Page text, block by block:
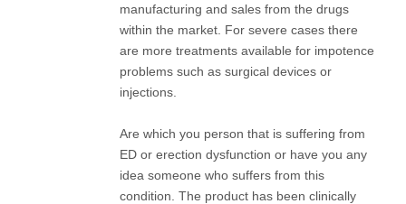
manufacturing and sales from the drugs
within the market. For severe cases there
are more treatments available for impotence
problems such as surgical devices or
injections.
Are which you person that is suffering from
ED or erection dysfunction or have you any
idea someone who suffers from this
condition. The product has been clinically